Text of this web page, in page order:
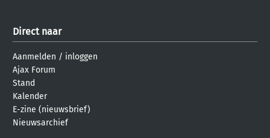
Direct naar
Aanmelden / inloggen
Ajax Forum
Stand
Kalender
E-zine (nieuwsbrief)
Nieuwsarchief